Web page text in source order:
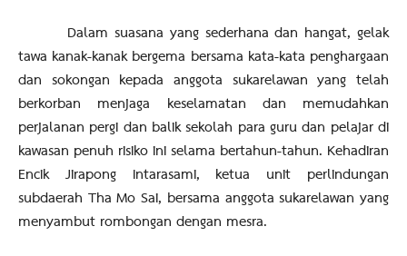
Dalam suasana yang sederhana dan hangat, gelak
tawa kanak-kanak bergema bersama kata-kata penghargaan
dan sokongan kepada anggota sukarelawan yang telah
berkorban menjaga keselamatan dan memudahkan
perjalanan pergi dan balik sekolah para guru dan pelajar di
kawasan penuh risiko ini selama bertahun-tahun. Kehadiran
Encik Jirapong Intarasami, ketua unit perlindungan
subdaerah Tha Mo Sai, bersama anggota sukarelawan yang
menyambut rombongan dengan mesra.